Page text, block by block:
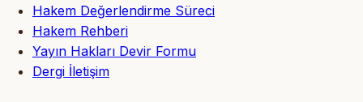
Hakem Değerlendirme Süreci
Hakem Rehberi
Yayın Hakları Devir Formu
Dergi İletişim